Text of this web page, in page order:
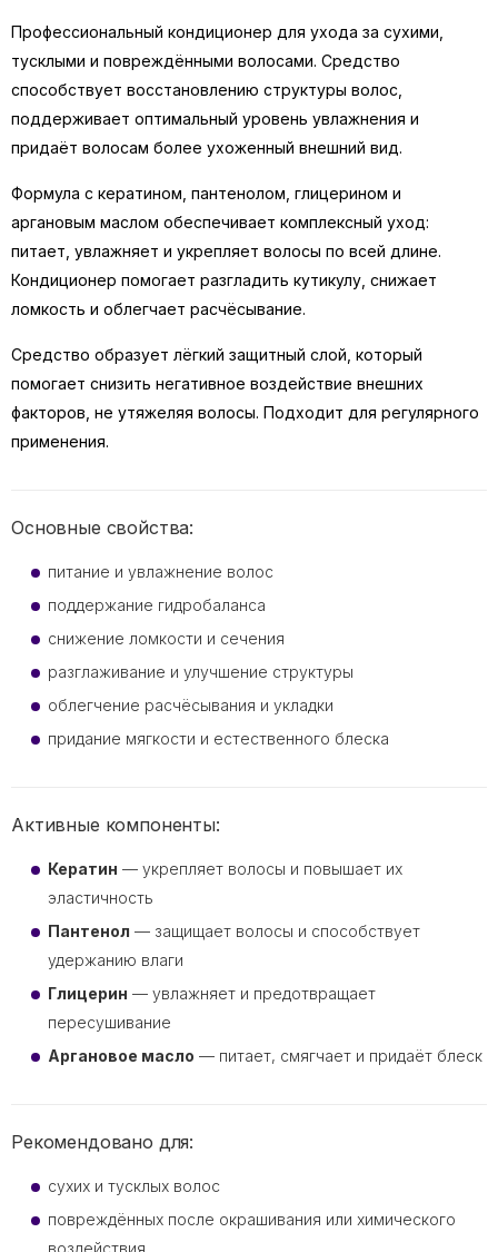
Профессиональный кондиционер для ухода за сухими,
тусклыми и повреждёнными волосами. Средство
способствует восстановлению структуры волос,
поддерживает оптимальный уровень увлажнения и
придаёт волосам более ухоженный внешний вид.
Формула с кератином, пантенолом, глицерином и
аргановым маслом обеспечивает комплексный уход:
питает, увлажняет и укрепляет волосы по всей длине.
Кондиционер помогает разгладить кутикулу, снижает
ломкость и облегчает расчёсывание.
Средство образует лёгкий защитный слой, который
помогает снизить негативное воздействие внешних
факторов, не утяжеляя волосы. Подходит для регулярного
применения.
Основные свойства:
питание и увлажнение волос
поддержание гидробаланса
снижение ломкости и сечения
разглаживание и улучшение структуры
облегчение расчёсывания и укладки
придание мягкости и естественного блеска
Активные компоненты:
Кератин — укрепляет волосы и повышает их
эластичность
Пантенол — защищает волосы и способствует
удержанию влаги
Глицерин — увлажняет и предотвращает
пересушивание
Аргановое масло — питает, смягчает и придаёт блеск
Рекомендовано для:
сухих и тусклых волос
повреждённых после окрашивания или химического
воздействия